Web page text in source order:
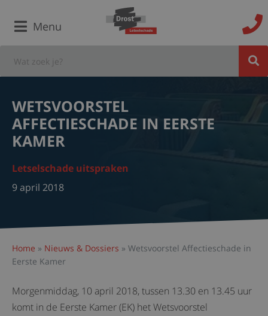
Menu
WETSVOORSTEL
AFFECTIESCHADE IN EERSTE
KAMER
Letselschade uitspraken
9 april 2018
Home » Nieuws & Dossiers » Wetsvoorstel Affectieschade in
Eerste Kamer
Morgenmiddag, 10 april 2018, tussen 13.30 en 13.45 uur
komt in de Eerste Kamer (EK) het Wetsvoorstel